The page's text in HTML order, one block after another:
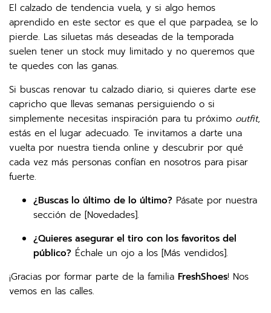
El calzado de tendencia vuela, y si algo hemos
aprendido en este sector es que el que parpadea, se lo
pierde. Las siluetas más deseadas de la temporada
suelen tener un stock muy limitado y no queremos que
te quedes con las ganas.
Si buscas renovar tu calzado diario, si quieres darte ese
capricho que llevas semanas persiguiendo o si
simplemente necesitas inspiración para tu próximo outfit,
estás en el lugar adecuado. Te invitamos a darte una
vuelta por nuestra tienda online y descubrir por qué
cada vez más personas confían en nosotros para pisar
fuerte.
¿Buscas lo último de lo último? Pásate por nuestra
sección de [Novedades].
¿Quieres asegurar el tiro con los favoritos del
público? Échale un ojo a los [Más vendidos].
¡Gracias por formar parte de la familia FreshShoes! Nos
vemos en las calles.